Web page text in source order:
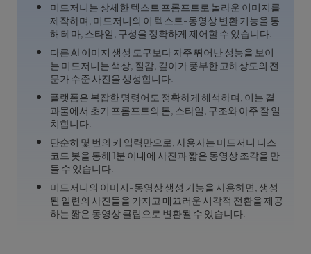
미드저니는 상세한 텍스트 프롬프트로 놀라운 이미지를
제작하며, 미드저니의 이 텍스트-동영상 변환 기능을 통
해 테마, 스타일, 구성을 정확하게 제어할 수 있습니다.
다른 AI 이미지 생성 도구보다 자주 뛰어난 성능을 보이
는 미드저니는 색상, 질감, 깊이가 풍부한 고해상도의 전
문가 수준 사진을 생성합니다.
플랫폼은 복잡한 명령어도 정확하게 해석하며, 이는 결
과물에서 초기 프롬프트의 톤, 스타일, 구조와 아주 잘 일
치합니다.
단순히 몇 번의 키 입력만으로, 사용자는 미드저니 디스
코드 봇을 통해 1분 이내에 사진과 짧은 동영상 조각을 만
들 수 있습니다.
미드저니의 이미지-동영상 생성 기능을 사용하면, 생성
된 일련의 사진들을 가지고 매끄러운 시각적 전환을 제공
하는 짧은 동영상 클립으로 변환될 수 있습니다.